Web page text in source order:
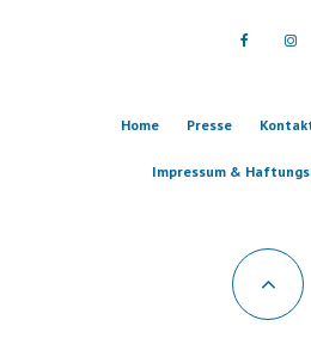
Home Presse
Impressum &